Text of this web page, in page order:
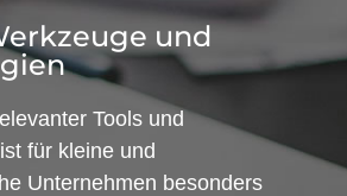
und
Tools und
für kleine und
Unternehmen besonders